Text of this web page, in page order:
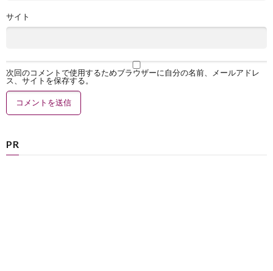
サイト
次回のコメントで使用するためブラウザーに自分の名前、メールアドレ
ス、サイトを保存する。
PR